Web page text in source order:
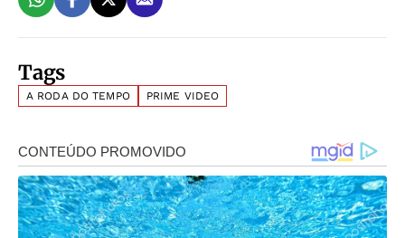
Tags
A RODA DO TEMPO PRIME VIDEO